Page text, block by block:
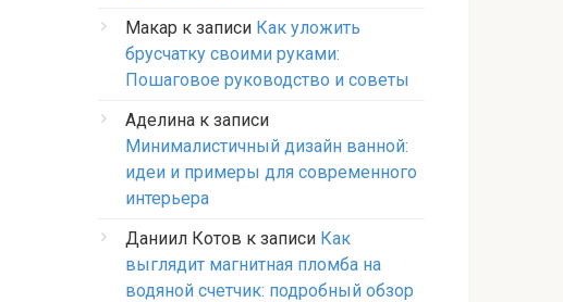
Макар к записи Как уложить
брусчатку своими руками:
Пошаговое руководство и советы
Аделина к записи
Минималистичный дизайн ванной:
идеи и примеры для современного
интерьера
Даниил Котов к записи Как
выглядит магнитная пломба на
водяной счетчик: подробный обзор